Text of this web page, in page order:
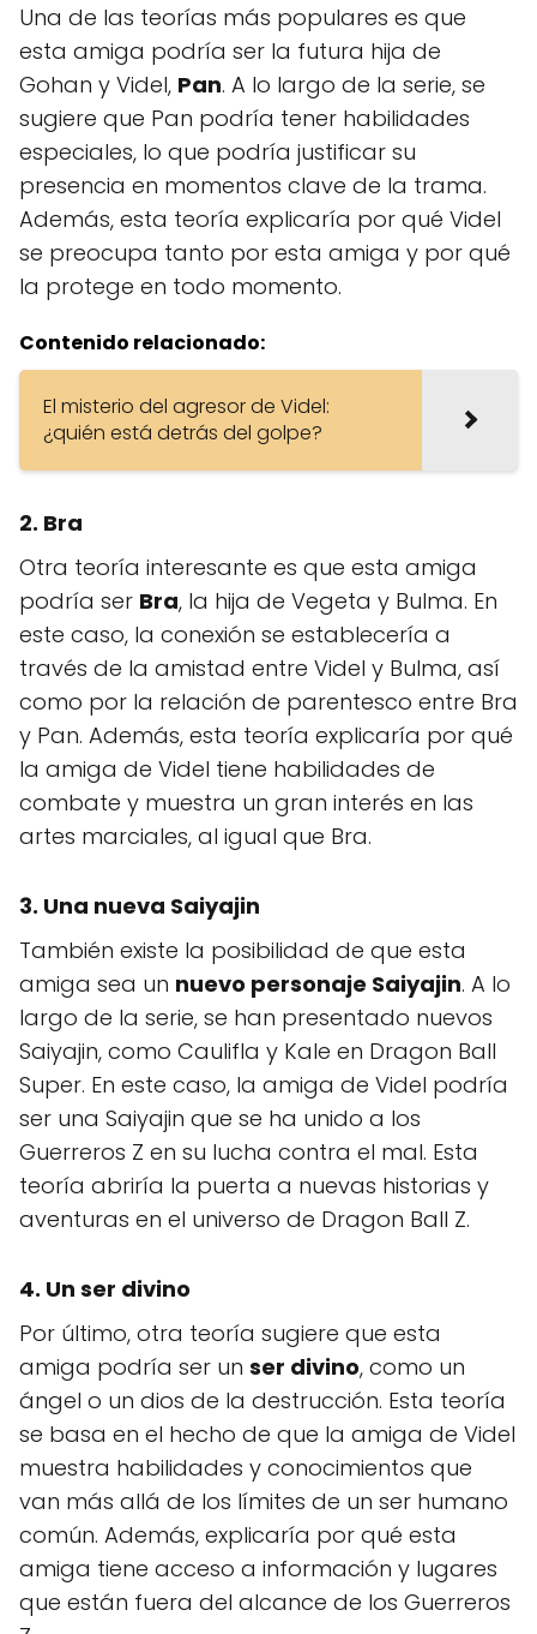
Una de las teorías más populares es que
esta amiga podría ser la futura hija de
Gohan y Videl, Pan. A lo largo de la serie, se
sugiere que Pan podría tener habilidades
especiales, lo que podría justificar su
presencia en momentos clave de la trama.
Además, esta teoría explicaría por qué Videl
se preocupa tanto por esta amiga y por qué
la protege en todo momento.
Contenido relacionado:
El misterio del agresor de Videl:
¿quién está detrás del golpe?
2. Bra
Otra teoría interesante es que esta amiga
podría ser Bra, la hija de Vegeta y Bulma. En
este caso, la conexión se establecería a
través de la amistad entre Videl y Bulma, así
como por la relación de parentesco entre Bra
y Pan. Además, esta teoría explicaría por qué
la amiga de Videl tiene habilidades de
combate y muestra un gran interés en las
artes marciales, al igual que Bra.
3. Una nueva Saiyajin
También existe la posibilidad de que esta
amiga sea un nuevo personaje Saiyajin. A lo
largo de la serie, se han presentado nuevos
Saiyajin, como Caulifla y Kale en Dragon Ball
Super. En este caso, la amiga de Videl podría
ser una Saiyajin que se ha unido a los
Guerreros Z en su lucha contra el mal. Esta
teoría abriría la puerta a nuevas historias y
aventuras en el universo de Dragon Ball Z.
4. Un ser divino
Por último, otra teoría sugiere que esta
amiga podría ser un ser divino, como un
ángel o un dios de la destrucción. Esta teoría
se basa en el hecho de que la amiga de Videl
muestra habilidades y conocimientos que
van más allá de los límites de un ser humano
común. Además, explicaría por qué esta
amiga tiene acceso a información y lugares
que están fuera del alcance de los Guerreros